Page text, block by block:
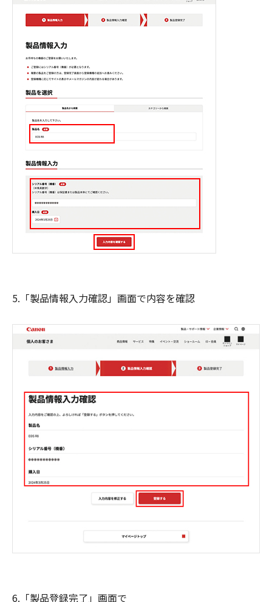
5.「製品情報入力確認」画面で内容を確認
6.「製品登録完了」画面で